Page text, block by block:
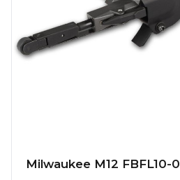
Milwaukee M12 FBFL10-0